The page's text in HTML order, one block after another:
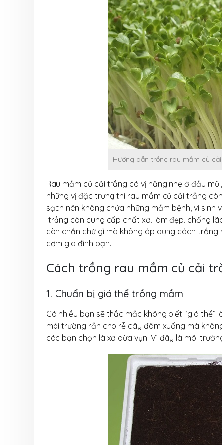
Hướng dẫn trồng rau mầm củ
Rau mầm củ cải trắng có vị hăng nhẹ ở đầu
những vị đặc trưng thì rau mầm củ cải trắng
sạch nên không chứa những mầm bệnh, vi
trắng còn cung cấp chất xơ, làm đẹp, chống
còn chần chừ gì mà không áp dụng cách trồng
cơm gia đình bạn.
Cách trồng rau mầm củ cải
1. Chuẩn bị giá thể trồng mầm
Có nhiều bạn sẽ thắc mắc không biết “giá thể”
môi trường rắn cho rễ cây đâm xuống mà
các bạn chọn là xơ dừa vụn. Vì đây là môi